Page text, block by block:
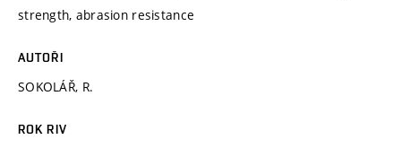
strength, abrasion resistance
AUTOŘI
SOKOLÁŘ, R.
ROK RIV